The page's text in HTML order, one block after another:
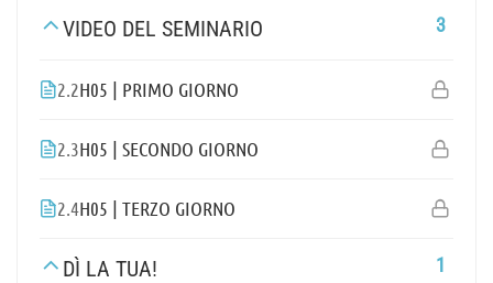
VIDEO DEL SEMINARIO 3
2.2H05 | PRIMO GIORNO
2.3H05 | SECONDO GIORNO
2.4H05 | TERZO GIORNO
DÌ LA TUA! 1